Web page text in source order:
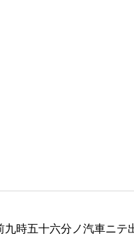
十六分ノ汽車ニテ出